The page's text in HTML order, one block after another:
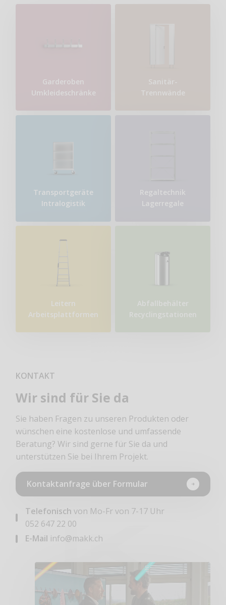
Garderoben
Umkleideschränke
Sanitär-
Trennwände
Transport​geräte
Intralogistik
Regaltechnik
Lagerregale
Leitern
Arbeitsplattformen
Abfallbehälter
Recyclingstationen
KONTAKT
Wir sind für Sie da
Sie haben Fragen zu unseren Produkten oder
wünschen eine kostenlose und umfassende
Beratung? Wir sind gerne für Sie da und
unterstützen Sie bei Ihrem Projekt.
Kontaktanfrage über Formular
Telefonisch von Mo-Fr von 7-17 Uhr
052 647 22 00
E-Mail info@makk.ch